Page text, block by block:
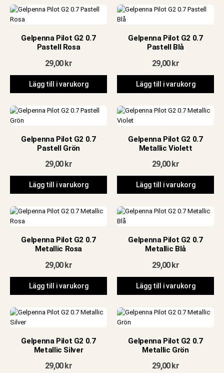
Gelpenna Pilot G2 0.7
Pastell Rosa
29,00kr
Lägg till i varukorg
Gelpenna Pilot G2 0.7
Pastell Blå
29,00kr
Lägg till i varukorg
Gelpenna Pilot G2 0.7
Pastell Grön
29,00kr
Lägg till i varukorg
Gelpenna Pilot G2 0.7
Metallic Violett
29,00kr
Lägg till i varukorg
Gelpenna Pilot G2 0.7
Metallic Rosa
29,00kr
Lägg till i varukorg
Gelpenna Pilot G2 0.7
Metallic Blå
29,00kr
Lägg till i varukorg
Gelpenna Pilot G2 0.7
Metallic Silver
29,00kr
Gelpenna Pilot G2 0.7
Metallic Grön
29,00kr